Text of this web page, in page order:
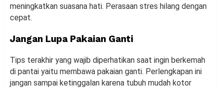
meningkatkan suasana hati. Perasaan stres hilang dengan
cepat.
Jangan Lupa Pakaian Ganti
Tips terakhir yang wajib diperhatikan saat ingin berkemah
di pantai yaitu membawa pakaian ganti. Perlengkapan ini
jangan sampai ketinggalan karena tubuh mudah kotor